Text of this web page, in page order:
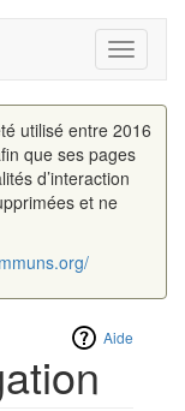
Toggle
utilisé entre 2016
que ses pages
d’interaction
et ne
Aide